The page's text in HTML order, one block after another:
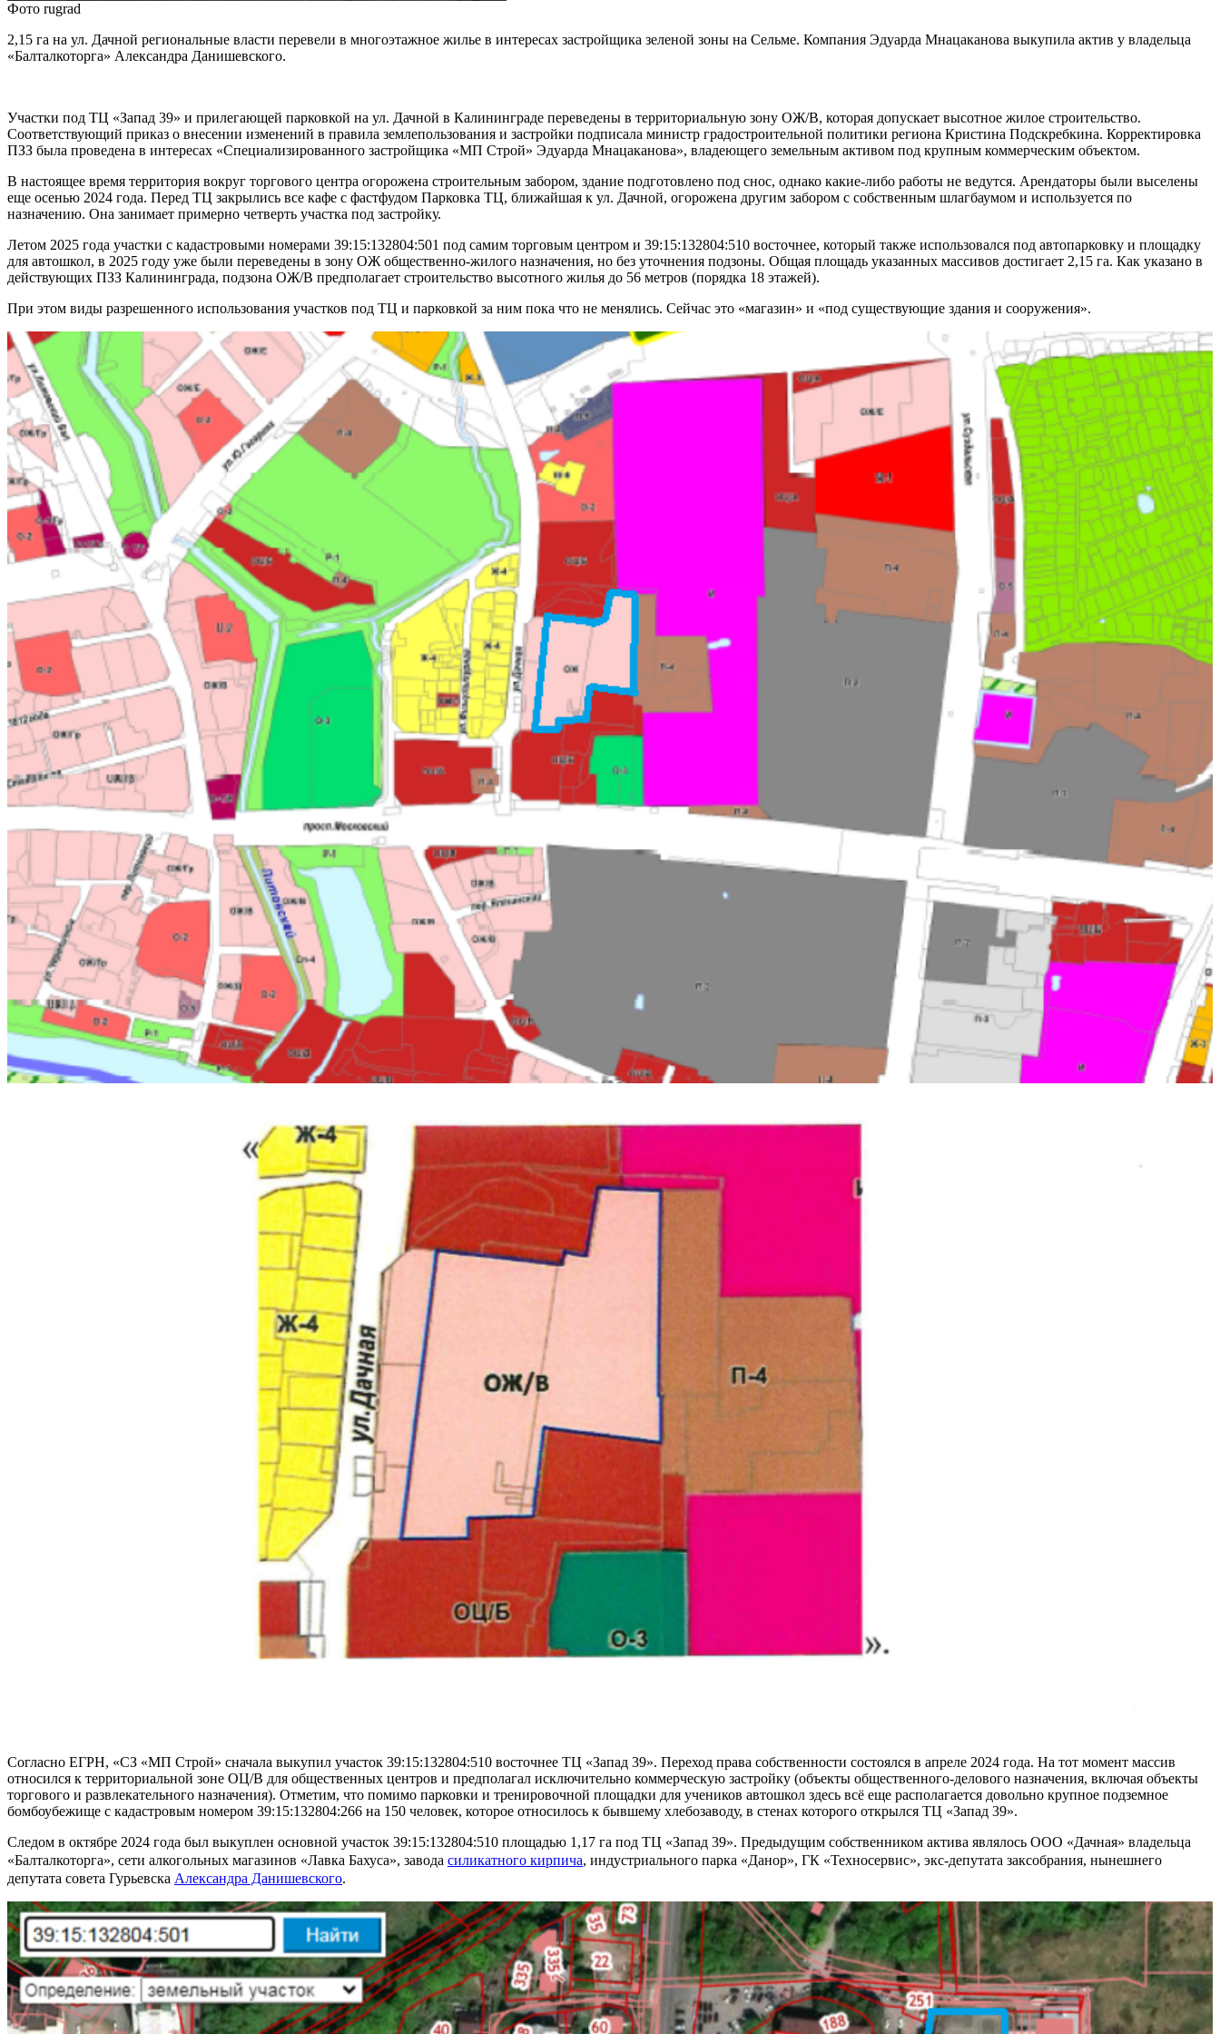
Фото rugrad
2,15 га на ул. Дачной региональные власти перевели в многоэтажное жилье в интересах застройщика зеленой зоны на Сельме. Компания Эдуарда Мнацаканова выкупила актив у владельца
«Балталкоторга» Александра Данишевского.
Участки под ТЦ «Запад 39» и прилегающей парковкой на ул. Дачной в Калининграде переведены в территориальную зону ОЖ/В, которая допускает высотное жилое строительство.
Соответствующий приказ о внесении изменений в правила землепользования и застройки подписала министр градостроительной политики региона Кристина Подскребкина. Корректировка
ПЗЗ была проведена в интересах «Специализированного застройщика «МП Строй» Эдуарда Мнацаканова», владеющего земельным активом под крупным коммерческим объектом.
В настоящее время территория вокруг торгового центра огорожена строительным забором, здание подготовлено под снос, однако какие-либо работы не ведутся. Арендаторы были выселены
еще осенью 2024 года. Перед ТЦ закрылись все кафе с фастфудом Парковка ТЦ, ближайшая к ул. Дачной, огорожена другим забором с собственным шлагбаумом и используется по
назначению. Она занимает примерно четверть участка под застройку.
Летом 2025 года участки с кадастровыми номерами 39:15:132804:501 под самим торговым центром и 39:15:132804:510 восточнее, который также использовался под автопарковку и площадку
для автошкол, в 2025 году уже были переведены в зону ОЖ общественно-жилого назначения, но без уточнения подзоны. Общая площадь указанных массивов достигает 2,15 га. Как указано в
действующих ПЗЗ Калининграда, подзона ОЖ/В предполагает строительство высотного жилья до 56 метров (порядка 18 этажей).
При этом виды разрешенного использования участков под ТЦ и парковкой за ним пока что не менялись. Сейчас это «магазин» и «под существующие здания и сооружения».
Согласно ЕГРН, «СЗ «МП Строй» сначала выкупил участок 39:15:132804:510 восточнее ТЦ «Запад 39». Переход права собственности состоялся в апреле 2024 года. На тот момент массив
относился к территориальной зоне ОЦ/В для общественных центров и предполагал исключительно коммерческую застройку (объекты общественного-делового назначения, включая объекты
торгового и развлекательного назначения). Отметим, что помимо парковки и тренировочной площадки для учеников автошкол здесь всё еще располагается довольно крупное подземное
бомбоубежище с кадастровым номером 39:15:132804:266 на 150 человек, которое относилось к бывшему хлебозаводу, в стенах которого открылся ТЦ «Запад 39».
Следом в октябре 2024 года был выкуплен основной участок 39:15:132804:510 площадью 1,17 га под ТЦ «Запад 39». Предыдущим собственником актива являлось ООО «Дачная» владельца
«Балталкоторга», сети алкогольных магазинов «Лавка Бахуса», завода силикатного кирпича, индустриального парка «Данор», ГК «Техносервис», экс-депутата заксобрания, нынешнего
депутата совета Гурьевска Александра Данишевского.